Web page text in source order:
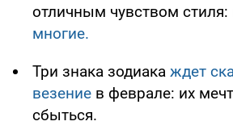
отличным чувством стиля:
многие.
Три знака зодиака ждет
везение в феврале: их
сбыться.